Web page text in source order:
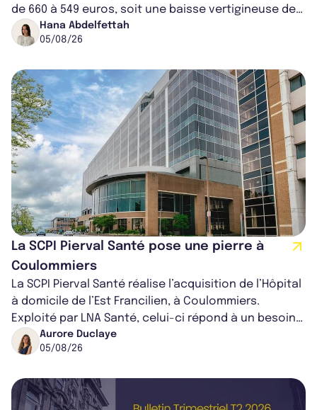
de 660 à 549 euros, soit une baisse vertigineuse de
16,82%. Cette nouvell...
Hana Abdelfettah
05/08/26
La SCPI Pierval Santé pose une pierre à
Coulommiers
La SCPI Pierval Santé réalise l’acquisition de l’Hôpital
à domicile de l’Est Francilien, à Coulommiers.
Exploité par LNA Santé, celui-ci répond à un besoin
médical croissant, qui s...
Aurore Duclaye
05/08/26